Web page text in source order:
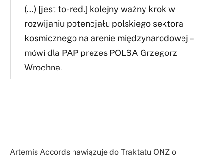
(…) [jest to-red.] kolejny ważny krok w
rozwijaniu potencjału polskiego sektora
kosmicznego na arenie międzynarodowej –
mówi dla PAP prezes POLSA Grzegorz
Wrochna.
Artemis Accords nawiązuje do Traktatu ONZ o